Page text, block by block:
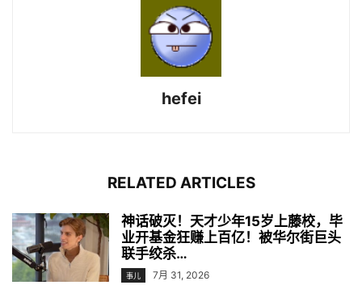
hefei
RELATED ARTICLES
神话破灭！天才少年15岁上藤校，毕
业开基金狂赚上百亿！被华尔街巨头
联手绞杀…
事儿 7月 31, 2026